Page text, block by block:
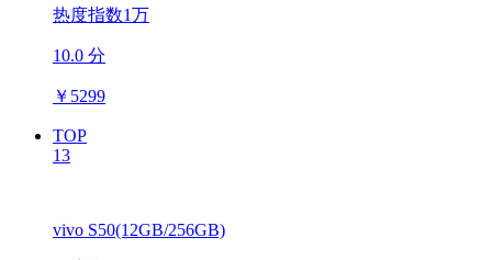
热度指数1万
10.0 分
￥ 5299
TOP
13
vivo S50(12GB/256GB)